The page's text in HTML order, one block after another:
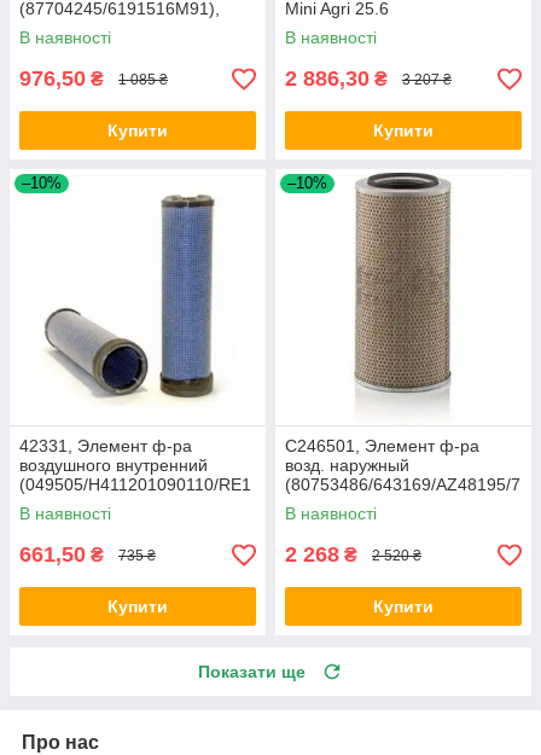
(87704245/6191516M91),
МТЗ 320 (MANN)
В наявності
976,50 ₴ 1 085 ₴
Купити
Mini Agri 25.6
В наявності
2 886,30 ₴ 3 207 ₴
Купити
–10%
42331, Элемент ф-ра
воздушного внутренний
(049505/H411201090110/RE1
71236) МТЗ 922, Fendt, Merlo
В наявності
661,50 ₴ 735 ₴
Купити
–10%
C246501, Элемент ф-ра
возд. наружный
(80753486/643169/AZ48195/7
1000532/EP 260), Kuhn,
JD2066/2266
В наявності
2 268 ₴ 2 520 ₴
Купити
Показати ще
Про нас